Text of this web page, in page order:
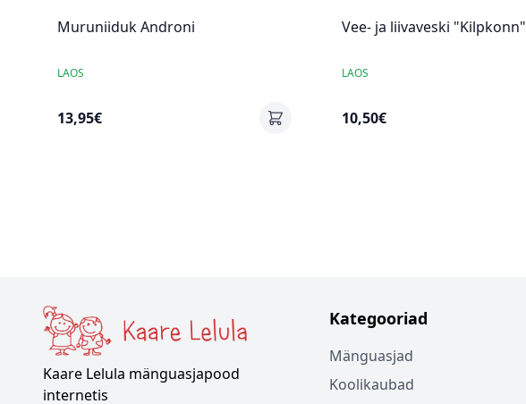
Muruniiduk Androni
LAOS
13,95€
Vee- ja liivaveski "Kilpkonn"
LAOS
10,50€
Kaare Lelula mänguasjapood
internetis
Kategooriad
Mänguasjad
Koolikaubad